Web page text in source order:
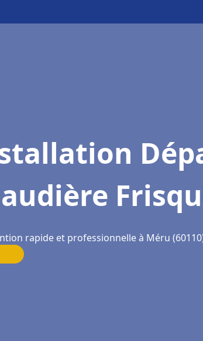
rapide et professionnelle à Méru